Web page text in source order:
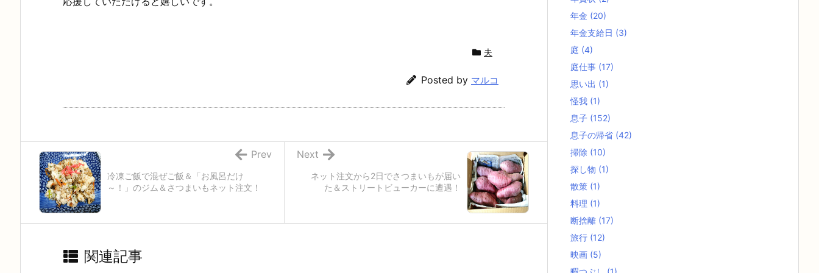
夫
Posted by マルコ
ネット注文から2日でさつまいもが届い
た＆ストリートビューカーに遭遇！
Next
冷凍ご飯で混ぜご飯＆「お風呂だけ
～！」のジム＆さつまいもネット注文！
Prev
関連記事
年金 (20)
年金支給日 (3)
庭 (4)
庭仕事 (17)
思い出 (1)
怪我 (1)
息子 (152)
息子の帰省 (42)
掃除 (10)
探し物 (1)
散策 (1)
料理 (1)
断捨離 (17)
旅行 (12)
映画 (5)